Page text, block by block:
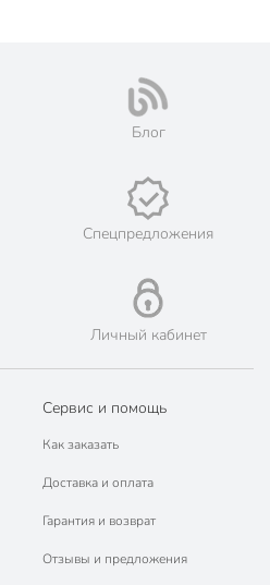
Блог
Спецпредложения
Личный кабинет
Сервис и помощь
Как заказать
Доставка и оплата
Гарантия и возврат
Отзывы и предложения